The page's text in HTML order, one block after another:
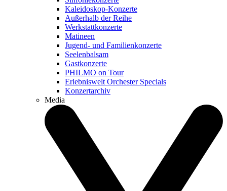
Kaleidoskop-Konzerte
Außerhalb der Reihe
Werkstattkonzerte
Matineen
Jugend- und Familienkonzerte
Seelenbalsam
Gastkonzerte
PHILMO on Tour
Erlebniswelt Orchester Specials
Konzertarchiv
Media